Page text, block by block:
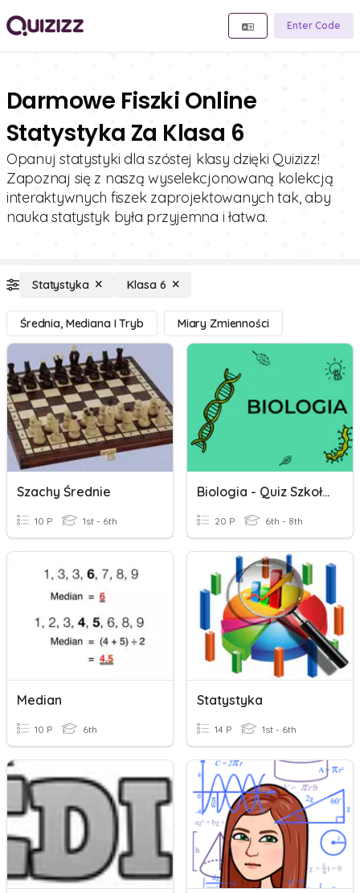
Enter Code
Darmowe Fiszki Online
Statystyka Za Klasa 6
Opanuj statystyki dla szóstej klasy dzięki Quizizz!
Zapoznaj się z naszą wyselekcjonowaną kolekcją
interaktywnych fiszek zaprojektowanych tak, aby
nauka statystyk była przyjemna i łatwa.
Statystyka Klasa 6
Średnia, Mediana I Tryb Miary Zmienności
Szachy Średnie
10 P 1st - 6th
Biologia - Quiz Szkoła Podstawowa I Średnia
20 P 6th - 8th
Median
10 P 6th
Statystyka
14 P 1st - 6th